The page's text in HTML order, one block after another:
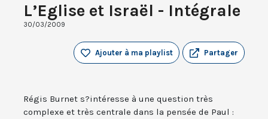
L’Eglise et Israël - Intégrale
30/03/2009
Partager
Ajouter à ma playlist
Régis Burnet s?intéresse à une question très
complexe et très centrale dans la pensée de Paul :